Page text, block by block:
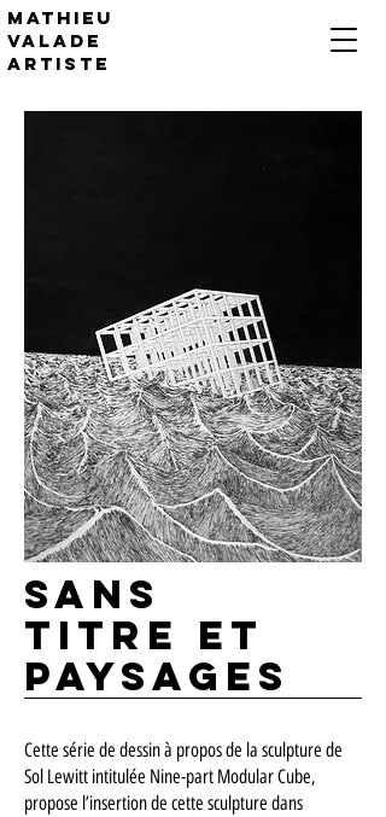
Mathieu
valade
artiste
Sans
titre et
paysages
Cette série de dessin à propos de la sculpture de
Sol Lewitt intitulée Nine-part Modular Cube,
propose l’insertion de cette sculpture dans